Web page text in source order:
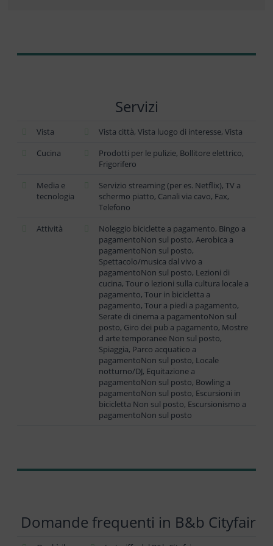
Servizi
Vista
Vista città, Vista luogo di interesse, Vista
Cucina
Prodotti per le pulizie, Bollitore elettrico,
Frigorifero
Media e
tecnologia
Servizio streaming (per es. Netflix), TV a
schermo piatto, Canali via cavo, Fax,
Telefono
Attività
Noleggio biciclette a pagamento, Bingo a
pagamentoNon sul posto, Aerobica a
pagamentoNon sul posto,
Spettacolo/musica dal vivo a
pagamentoNon sul posto, Lezioni di
cucina, Tour o lezioni sulla cultura locale a
pagamento, Tour in bicicletta a
pagamento, Tour a piedi a pagamento,
Serate di cinema a pagamentoNon sul
posto, Giro dei pub a pagamento, Mostre
d arte temporanee Non sul posto,
Spiaggia, Parco acquatico a
pagamentoNon sul posto, Locale
notturno/DJ, Equitazione a
pagamentoNon sul posto, Bowling a
pagamentoNon sul posto, Escursioni in
bicicletta Non sul posto, Escursionismo a
pagamentoNon sul posto
Domande frequenti in B&b Cityfair